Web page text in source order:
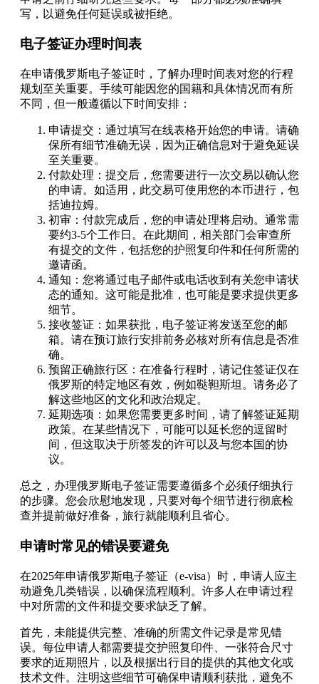
写，以避免任何延误或被拒绝。
电子签证办理时间表
在申请俄罗斯电子签证时，了解办理时间表对您的行程
规划至关重要。手续可能因您的国籍和具体情况而有所
不同，但一般遵循以下时间安排：
申请提交：通过填写在线表格开始您的申请。请确
保所有细节准确无误，因为正确信息对于避免延误
至关重要。
付款处理：提交后，您需要进行一次交易以确认您
的申请。如适用，此交易可使用您的本币进行，包
括迪拉姆。
初审：付款完成后，您的申请处理将启动。通常需
要约3-5个工作日。在此期间，相关部门会审查所
有提交的文件，包括您的护照复印件和任何所需的
邀请函。
通知：您将通过电子邮件或电话收到有关您申请状
态的通知。这可能是批准，也可能是要求提供更多
细节。
接收签证：如果获批，电子签证将发送至您的邮
箱。请在预订旅行安排前务必核对所有信息是否准
确。
预留正确旅行区：在准备行程时，请记住签证仅在
俄罗斯的特定地区有效，例如鞑靼斯坦。请务必了
解这些地区的文化和政治规定。
延期选项：如果您需要更多时间，请了解签证延期
政策。在某些情况下，可能可以延长您的逗留时
间，但这取决于所签发的许可以及与您本国的协
议。
总之，办理俄罗斯电子签证需要遵循多个必须仔细执行
的步骤。您会欣慰地发现，只要对每个细节进行彻底检
查并提前做好准备，旅行就能顺利且省心。
申请时常见的错误要避免
在2025年申请俄罗斯电子签证（e-visa）时，申请人应主
动避免几类错误，以确保流程顺利。许多人在申请过程
中对所需的文件和提交要求缺乏了解。
首先，未能提供完整、准确的所需文件记录是常见错
误。每位申请人都需要提交护照复印件、一张符合尺寸
要求的近期照片，以及根据出行目的提供的其他文化或
技术文件。注明这些细节可确保申请顺利获批，避免不